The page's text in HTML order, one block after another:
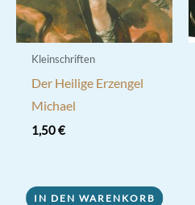
Kleinschriften
Der Heilige Erzengel
Michael
1,50€
IN DEN WARENKORB